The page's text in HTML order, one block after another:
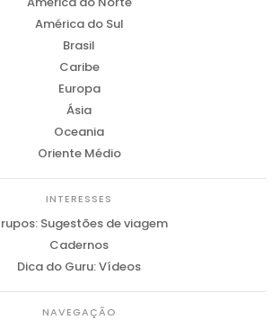
América do Sul
Brasil
Caribe
Europa
Ásia
Oceania
Oriente Médio
INTERESSES
Sugestões de viagem
Cadernos
Dica do Guru: Vídeos
NAVEGAÇÃO